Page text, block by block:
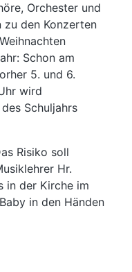
Orchester und
zu den Konzerten
Schon am
5. und 6.
wird
Schuljahrs
Risiko soll
Hr.
in der Kirche im
in den Händen